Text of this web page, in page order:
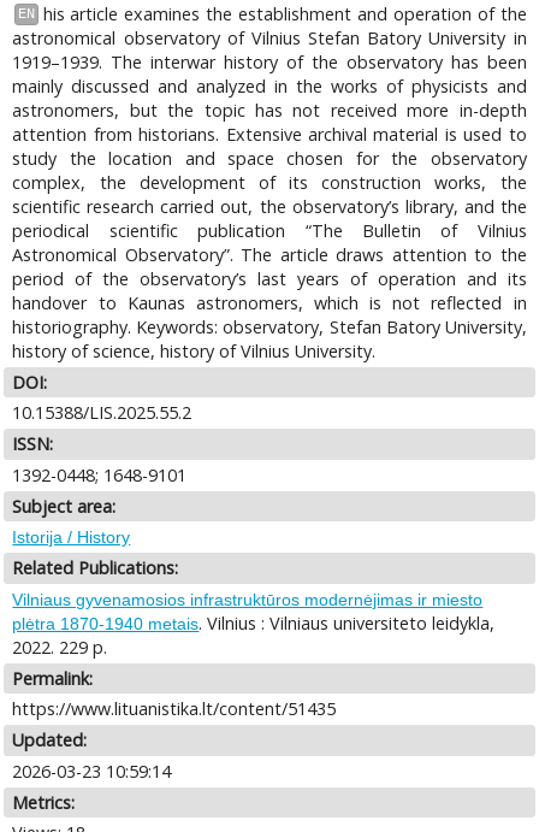
EN
his article examines the establishment and operation of the
astronomical observatory of Vilnius Stefan Batory University in
1919–1939. The interwar history of the observatory has been
mainly discussed and analyzed in the works of physicists and
astronomers, but the topic has not received more in-depth
attention from historians. Extensive archival material is used to
study the location and space chosen for the observatory
complex, the development of its construction works, the
scientific research carried out, the observatory’s library, and the
periodical scientific publication “The Bulletin of Vilnius
Astronomical Observatory”. The article draws attention to the
period of the observatory’s last years of operation and its
handover to Kaunas astronomers, which is not reflected in
historiography. Keywords: observatory, Stefan Batory University,
history of science, history of Vilnius University.
DOI:
10.15388/LIS.2025.55.2
ISSN:
1392-0448; 1648-9101
Subject area:
Istorija / History
Related Publications:
Vilniaus gyvenamosios infrastruktūros modernėjimas ir miesto
plėtra 1870-1940 metais. Vilnius : Vilniaus universiteto leidykla,
2022. 229 p.
Permalink:
https://www.lituanistika.lt/content/51435
Updated:
2026-03-23 10:59:14
Metrics: